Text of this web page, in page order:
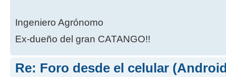
Ingeniero Agrónomo
Ex-dueño del gran CATANGO!!
Re: Foro desde el celular